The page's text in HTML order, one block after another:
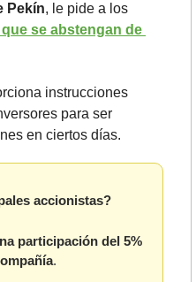
Pekín
se abstengan de
instrucciones
para ser
en ciertos días.
accionistas?
participación del 5%
.